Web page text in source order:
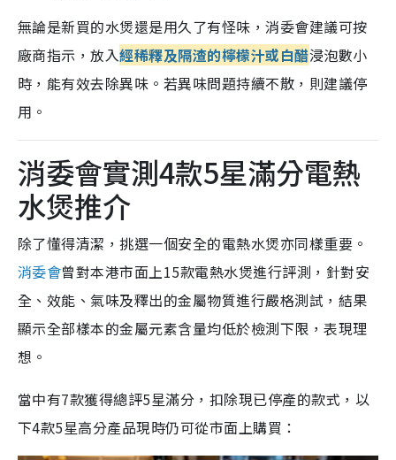
無論是新買的水煲還是用久了有怪味，消委會建議可按
廠商指示，放入經稀釋及隔渣的檸檬汁或白醋浸泡數小
時，能有效去除異味。若異味問題持續不散，則建議停
用。
消委會實測4款5星滿分電熱
水煲推介
除了懂得清潔，挑選一個安全的電熱水煲亦同樣重要。
消委會曾對本港市面上15款電熱水煲進行評測，針對安
全、效能、氣味及釋出的金屬物質進行嚴格測試，結果
顯示全部樣本的金屬元素含量均低於檢測下限，表現理
想。
當中有7款獲得總評5星滿分，扣除現已停產的款式，以
下4款5星高分產品現時仍可從市面上購買：